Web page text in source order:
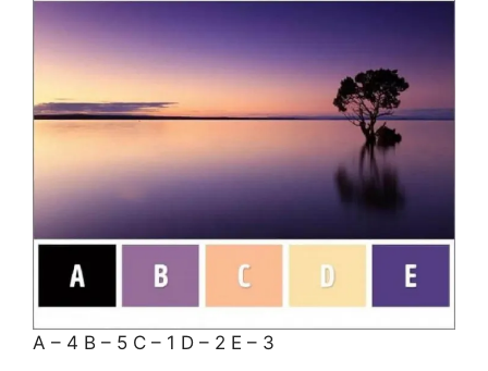
A – 4 B – 5 C – 1 D – 2 E – 3